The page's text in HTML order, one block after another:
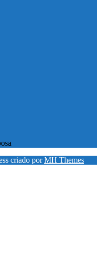
criado porMH Themes